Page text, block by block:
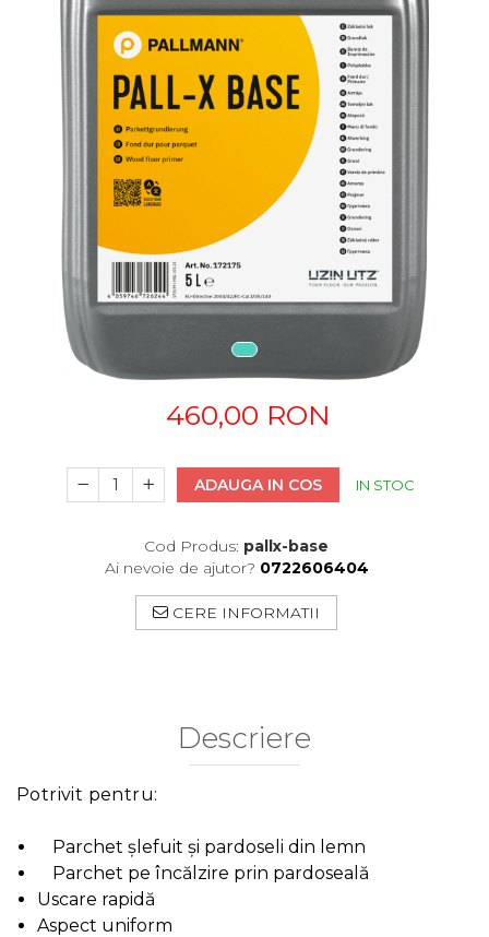
460,00 RON
ADAUGA IN COS IN STOC
Cod Produs: pallx-base
Ai nevoie de ajutor? 0722606404
CERE INFORMATII
Descriere
Potrivit pentru:
Parchet șlefuit și pardoseli din lemn
Parchet pe încălzire prin pardoseală
Uscare rapidă
Aspect uniform